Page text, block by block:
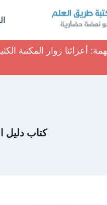
أعزائنا زوار المكتبة
كتاب دليل